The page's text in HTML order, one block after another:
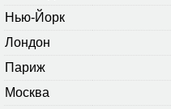
Нью-Йорк
Лондон
Париж
Москва